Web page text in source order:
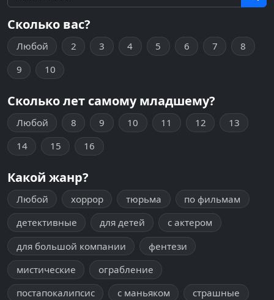
Сколько вас?
Любой 2 3 4 5 6 7
8
9
10
Сколько лет самому младшему?
Любой 8 9 10 11 12
13
14
15 16
Какой жанр?
Любой хоррор тюрьма
по фильмам
детективные
для детей
с актером
для большой компании
фентези
мистические
ограбление
постапокалипсис
с маньяком
страшные